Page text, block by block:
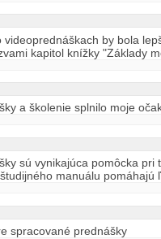
videoprednáškach by bola
kapitol knížky "Základy
a školenie splnilo moje
sú vynikajúca pomôcka
manuálu pomáhajú
spracované prednášky